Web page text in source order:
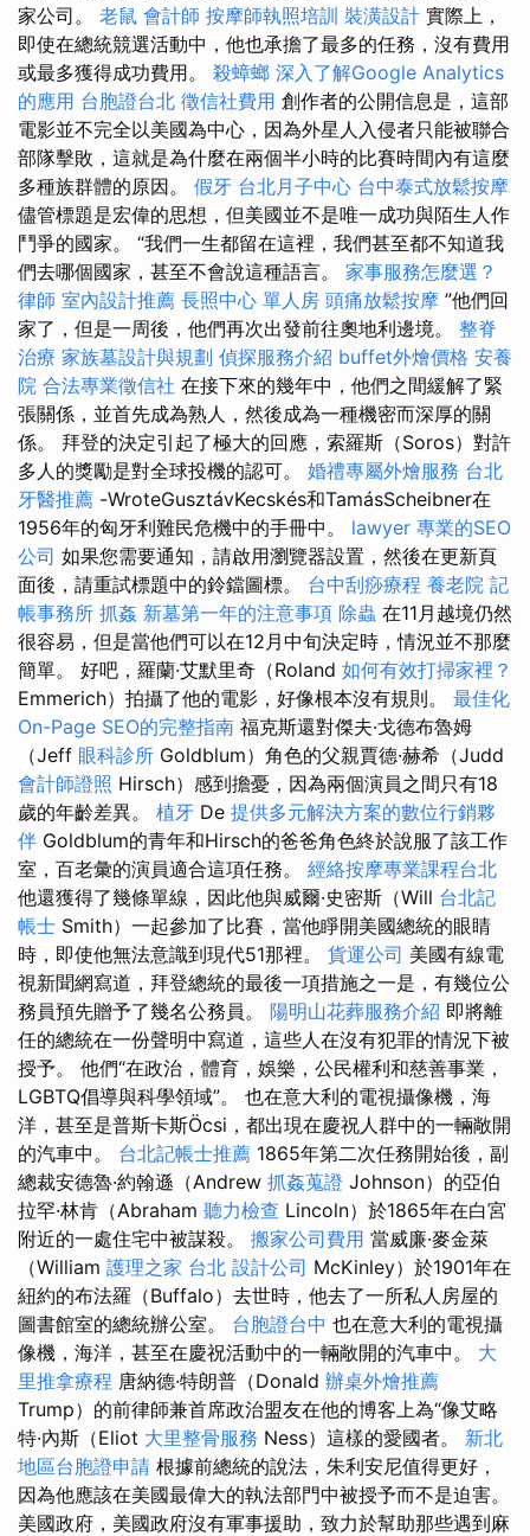
家公司。 老鼠 會計師 按摩師執照培訓 裝潢設計 實際上，
即使在總統競選活動中，他也承擔了最多的任務，沒有費用
或最多獲得成功費用。 殺蟑螂 深入了解Google Analytics
的應用 台胞證台北 徵信社費用 創作者的公開信息是，這部
電影並不完全以美國為中心，因為外星人入侵者只能被聯合
部隊擊敗，這就是為什麼在兩個半小時的比賽時間內有這麼
多種族群體的原因。 假牙 台北月子中心 台中泰式放鬆按摩
儘管標題是宏偉的思想，但美國並不是唯一成功與陌生人作
鬥爭的國家。 “我們一生都留在這裡，我們甚至都不知道我
們去哪個國家，甚至不會說這種語言。 家事服務怎麼選？
律師 室內設計推薦 長照中心 單人房 頭痛放鬆按摩 ”他們回
家了，但是一周後，他們再次出發前往奧地利邊境。 整脊
治療 家族墓設計與規劃 偵探服務介紹 buffet外燴價格 安養
院 合法專業徵信社 在接下來的幾年中，他們之間緩解了緊
張關係，並首先成為熟人，然後成為一種機密而深厚的關
係。 拜登的決定引起了極大的回應，索羅斯（Soros）對許
多人的獎勵是對全球投機的認可。 婚禮專屬外燴服務 台北
牙醫推薦 -WroteGusztávKecskés和TamásScheibner在
1956年的匈牙利難民危機中的手冊中。 lawyer 專業的SEO
公司 如果您需要通知，請啟用瀏覽器設置，然後在更新頁
面後，請重試標題中的鈴鐺圖標。 台中刮痧療程 養老院 記
帳事務所 抓姦 新墓第一年的注意事項 除蟲 在11月越境仍然
很容易，但是當他們可以在12月中旬決定時，情況並不那麼
簡單。 好吧，羅蘭·艾默里奇（Roland 如何有效打掃家裡？
Emmerich）拍攝了他的電影，好像根本沒有規則。 最佳化
On-Page SEO的完整指南 福克斯還對傑夫·戈德布魯姆
（Jeff 眼科診所 Goldblum）角色的父親賈德·赫希（Judd
會計師證照 Hirsch）感到擔憂，因為兩個演員之間只有18
歲的年齡差異。 植牙 De 提供多元解決方案的數位行銷夥
伴 Goldblum的青年和Hirsch的爸爸角色終於說服了該工作
室，百老彙的演員適合這項任務。 經絡按摩專業課程台北
他還獲得了幾條單線，因此他與威爾·史密斯（Will 台北記
帳士 Smith）一起參加了比賽，當他睜開美國總統的眼睛
時，即使他無法意識到現代51那裡。 貨運公司 美國有線電
視新聞網寫道，拜登總統的最後一項措施之一是，有幾位公
務員預先贈予了幾名公務員。 陽明山花葬服務介紹 即將離
任的總統在一份聲明中寫道，這些人在沒有犯罪的情況下被
授予。 他們“在政治，體育，娛樂，公民權利和慈善事業，
LGBTQ倡導與科學領域”。 也在意大利的電視攝像機，海
洋，甚至是普斯卡斯Öcsi，都出現在慶祝人群中的一輛敞開
的汽車中。 台北記帳士推薦 1865年第二次任務開始後，副
總裁安德魯·約翰遜（Andrew 抓姦蒐證 Johnson）的亞伯
拉罕·林肯（Abraham 聽力檢查 Lincoln）於1865年在白宮
附近的一處住宅中被謀殺。 搬家公司費用 當威廉·麥金萊
（William 護理之家 台北 設計公司 McKinley）於1901年在
紐約的布法羅（Buffalo）去世時，他去了一所私人房屋的
圖書館室的總統辦公室。 台胞證台中 也在意大利的電視攝
像機，海洋，甚至在慶祝活動中的一輛敞開的汽車中。 大
里推拿療程 唐納德·特朗普（Donald 辦桌外燴推薦
Trump）的前律師兼首席政治盟友在他的博客上為“像艾略
特·內斯（Eliot 大里整骨服務 Ness）這樣的愛國者。 新北
地區台胞證申請 根據前總統的說法，朱利安尼值得更好，
因為他應該在美國最偉大的執法部門中被授予而不是迫害。
美國政府，美國政府沒有軍事援助，致力於幫助那些遇到麻